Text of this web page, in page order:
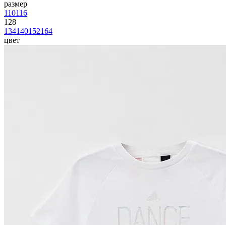
размер
110116
128
134140152164
цвет